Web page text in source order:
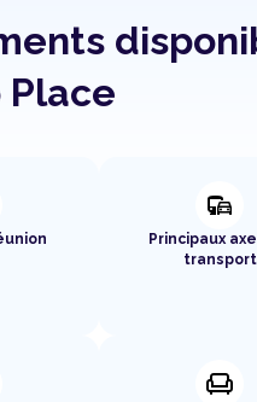
Place
commute
Principaux
transport
chair